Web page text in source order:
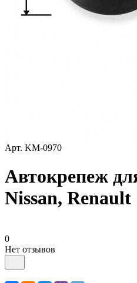
Арт. KM-0970
Автокрепеж
Nissan, Renault
0
Нет отзывов